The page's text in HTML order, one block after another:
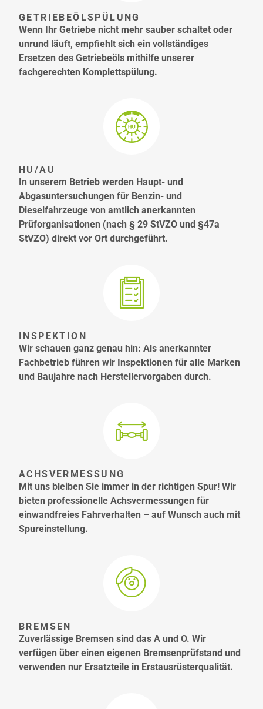
GETRIEBEÖLSPÜLUNG
Wenn Ihr Getriebe nicht mehr sauber schaltet oder
unrund läuft, empfiehlt sich ein vollständiges
Ersetzen des Getriebeöls mithilfe unserer
fachgerechten Komplettspülung.
HU/AU
In unserem Betrieb werden Haupt- und
Abgasuntersuchungen für Benzin- und
Dieselfahrzeuge von amtlich anerkannten
Prüforganisationen (nach § 29 StVZO und §47a
StVZO) direkt vor Ort durchgeführt.
INSPEKTION
Wir schauen ganz genau hin: Als anerkannter
Fachbetrieb führen wir Inspektionen für alle Marken
und Baujahre nach Herstellervorgaben durch.
ACHSVERMESSUNG
Mit uns bleiben Sie immer in der richtigen Spur! Wir
bieten professionelle Achsvermessungen für
einwandfreies Fahrverhalten – auf Wunsch auch mit
Spureinstellung.
BREMSEN
Zuverlässige Bremsen sind das A und O. Wir
verfügen über einen eigenen Bremsenprüfstand und
verwenden nur Ersatzteile in Erstausrüsterqualität.